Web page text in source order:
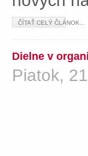
ČÍTAŤ CELÝ ČLÁNOK...
Dielne v
Piatok,